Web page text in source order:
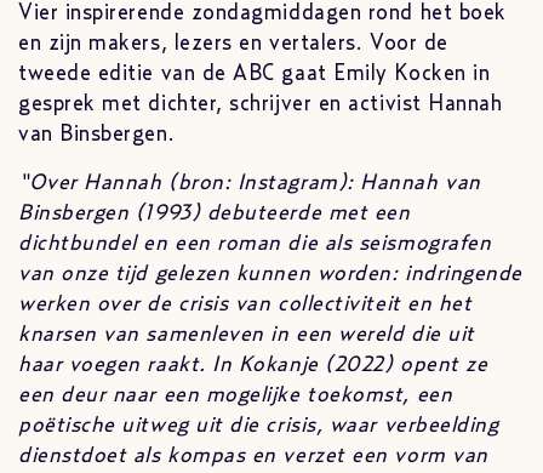
Vier inspirerende zondagmiddagen rond het boek
en zijn makers, lezers en vertalers. Voor de
tweede editie van de ABC gaat Emily Kocken in
gesprek met dichter, schrijver en activist Hannah
van Binsbergen.
“Over Hannah (bron: Instagram): Hannah van
Binsbergen (1993) debuteerde met een
dichtbundel en een roman die als seismografen
van onze tijd gelezen kunnen worden: indringende
werken over de crisis van collectiviteit en het
knarsen van samenleven in een wereld die uit
haar voegen raakt. In Kokanje (2022) opent ze
een deur naar een mogelijke toekomst, een
poëtische uitweg uit die crisis, waar verbeelding
dienstdoet als kompas en verzet een vorm van